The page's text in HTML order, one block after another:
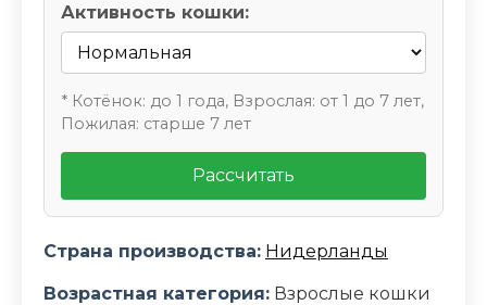
Активность кошки:
* Котёнок: до 1 года, Взрослая: от 1 до 7 лет,
Пожилая: старше 7 лет
Рассчитать
Страна производства: Нидерланды
Возрастная категория: Взрослые кошки